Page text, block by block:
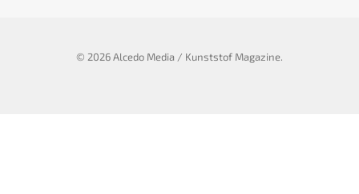
© 2026 Alcedo Media / Kunststof Magazine.